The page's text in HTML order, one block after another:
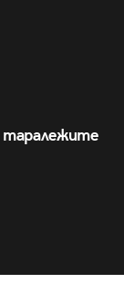
таралежите